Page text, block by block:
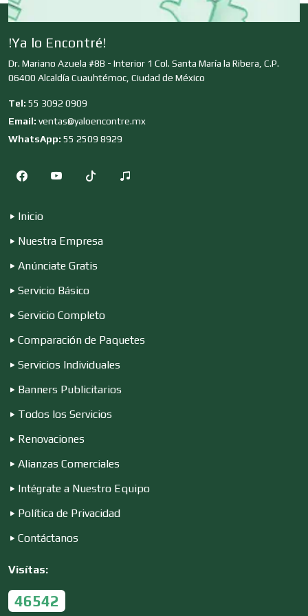
Contadores
Conversiones Automotrices
Cortinas, Persianas y Alfombras
Cremerías y Salchichonerías
Cristalerías
Depósitos Dentales
!Ya lo Encontré!
Dr. Mariano Azuela #8B - Interior 1 Col. Santa María la Ribera, C.P.
06400 Alcaldía Cuauhtémoc, Ciudad de México
Tel: 55 3092 0909
Email: ventas@yaloencontre.mx
WhatsApp: 55 2509 8929
Inicio
Nuestra Empresa
Anúnciate Gratis
Servicio Básico
Servicio Completo
Comparación de Paquetes
Servicios Individuales
Banners Publicitarios
Todos los Servicios
Renovaciones
Alianzas Comerciales
Intégrate a Nuestro Equipo
Política de Privacidad
Contáctanos
Visítas:
46542